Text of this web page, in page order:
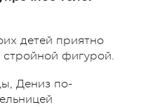
детей приятно
стройной фигурой.
Дениз по-